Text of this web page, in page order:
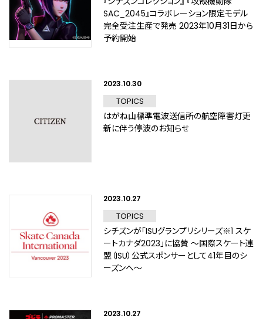
SAC_2045』コラボレーション限定モデル
完全受注生産で発売 2023年10月31日から
予約開始
2023.10.30
TOPICS
はがね山標準電波送信所の航空障害灯更
新に伴う停波のお知らせ
2023.10.27
TOPICS
シチズンが「ISUグランプリシリーズ※1 スケ
ートカナダ2023」に協賛 ～国際スケート連
盟（ISU）公式スポンサーとして41年目のシ
ーズンへ～
2023.10.27